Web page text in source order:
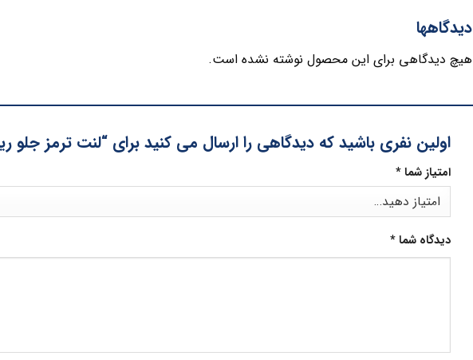
دیدگاهها
هیچ دیدگاهی برای این محصول نوشته نشده است.
اولین نفری باشید که دیدگاهی را ارسال می کنید برای “لنت ترمز جلو
امتیاز شما*
دیدگاه شما*